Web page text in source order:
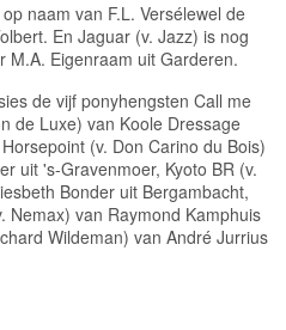
naam van F.L. Versélewel de
En Jaguar (v. Jazz) is nog
M.A. Eigenraam uit Garderen.
de vijf ponyhengsten Call me
de Luxe) van Koole Dressage
(v. Don Carino du Bois)
uit 's-Gravenmoer, Kyoto BR (v.
Bonder uit Bergambacht,
Nemax) van Raymond Kamphuis
Wildeman) van André Jurrius